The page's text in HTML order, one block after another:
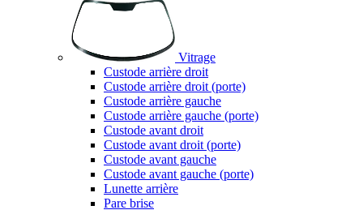
Vitrage
Custode arrière droit
Custode arrière droit (porte)
Custode arrière gauche
Custode arrière gauche (porte)
Custode avant droit
Custode avant droit (porte)
Custode avant gauche
Custode avant gauche (porte)
Lunette arrière
Pare brise